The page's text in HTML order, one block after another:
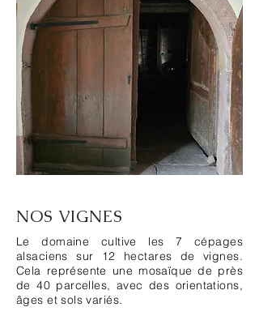
NOS VIGNES
Le domaine cultive les 7 cépages
alsaciens sur 12 hectares de vignes.
Cela représente une mosaïque de près
de 40 parcelles, avec des orientations,
âges et sols variés.